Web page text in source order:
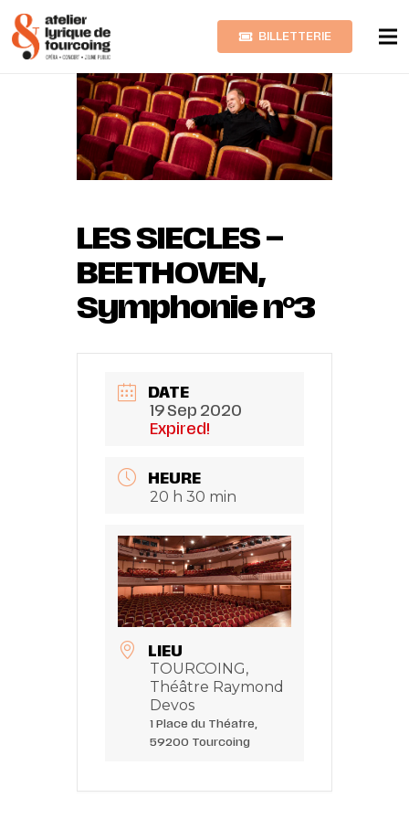
BILLETTERIE
LES SIECLES –
BEETHOVEN,
Symphonie n°3
DATE
19 Sep 2020
Expired!
HEURE
20 h 30 min
LIEU
TOURCOING,
Théâtre Raymond
Devos
1 Place du Théatre,
59200 Tourcoing